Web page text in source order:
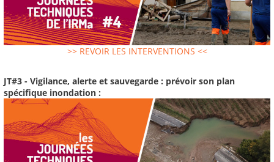
>> REVOIR LES INTERVENTIONS <<
JT#3 - Vigilance, alerte et sauvegarde : prévoir son plan
spécifique inondation :